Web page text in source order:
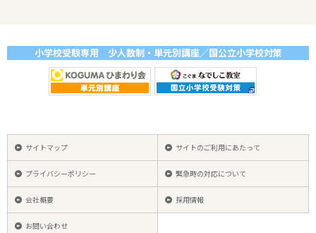
小学校受験専用 少人数制・単元別講座／国公立小学校対策
サイトマップ サイトのご利用にあたって
プライバシーポリシー 緊急時の対応について
会社概要 採用情報
お問い合わせ